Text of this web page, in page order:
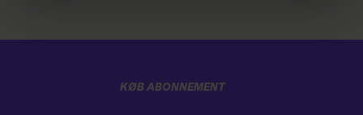
voresprivatlivspolitikogcookiepolitik.
KØB ABONNEMENT